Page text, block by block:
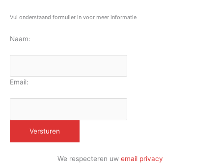
Vul onderstaand formulier in voor meer informatie
Naam:
Email:
We respecteren uw email privacy